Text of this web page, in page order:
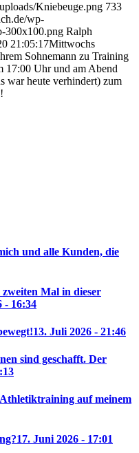
Kniebeuge.png 733
wp-
300x100.png Ralph
21:05:17Mittwochs
Sohnemann zu Training
17:00 Uhr und am Abend
war heute verhindert) zum
und alle Kunden, die
Mal in dieser
- 16:34
13. Juli 2026 - 21:46
sind geschafft. Der
auf meinem
17. Juni 2026 - 17:01